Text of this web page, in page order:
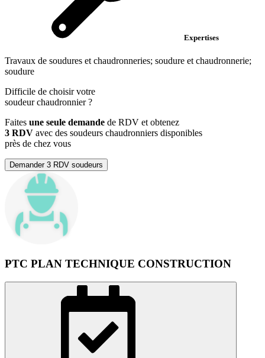
Expertises
Travaux de soudures et chaudronneries; soudure et chaudronnerie;
soudure
Difficile de choisir votre
soudeur chaudronnier?
Faites une seule demande de RDV et obtenez
3 RDV avec des soudeurs chaudronniers disponibles
près de chez vous
Demander 3 RDV soudeurs
PTC PLAN TECHNIQUE CONSTRUCTION